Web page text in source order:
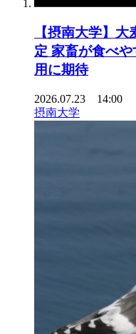
【摂南大学】
定 家畜が食べ
用に期待
2026.07.23 14:00
摂南大学